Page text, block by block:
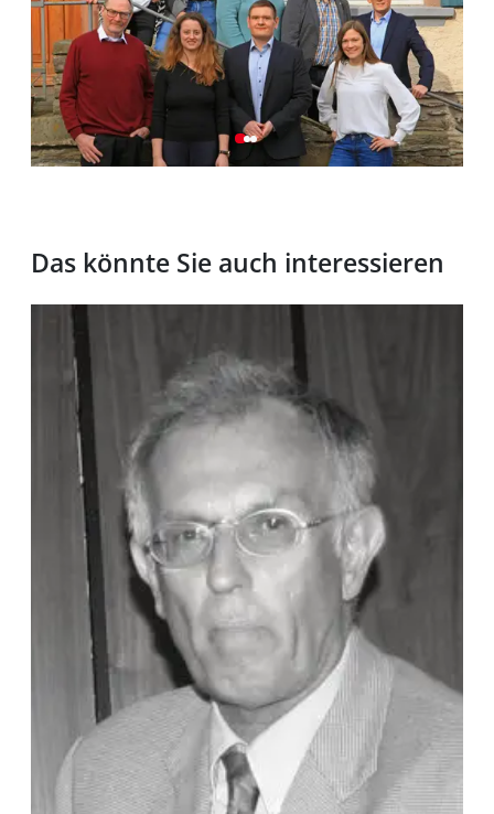
Das könnte Sie auch interessieren